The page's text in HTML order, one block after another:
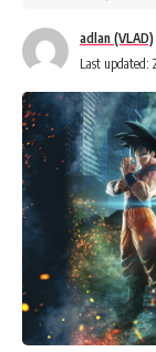
Last updated:
adlan (VLAD)